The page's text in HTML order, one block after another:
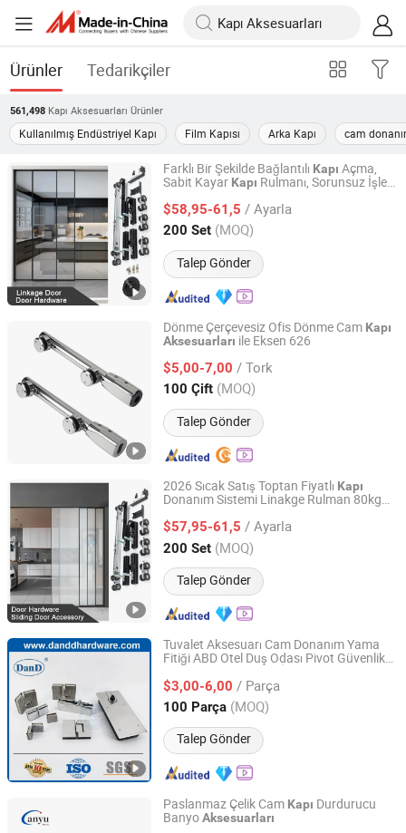
Ürünler Tedarikçiler
561,498 Kapı Aksesuarları Ürünler
Kullanılmış Endüstriyel Kapı Film Kapısı Arka Kapı cam
Farklı Bir Şekilde Bağlantılı Kapı Açma,
Sabit Kayar Kapı Rulmanı, Sorunsuz İşlem
Aksesuarları
$58,95-61,5 / Ayarla
200 Set (MOQ)
Talep Gönder
ZHONGSHAN CITY GUMEITE HARDWARE PRODUCTS
CO., LTD.
Guangdong, China Fiyat 2021
Dönme Çerçevesiz Ofis Dönme Cam Kapı
Aksesuarları ile Eksen 626
$5,00-7,00 / Tork
100 Çift (MOQ)
Talep Gönder
Gaoyao Henslon Hardware Factory
Guangdong, China Fiyat 2021
2026 Sıcak Satış Toptan Fiyatlı Kapı
Donanım Sistemi Linakge Rulman 80kg
Tekerlekleri KayarKapıAksesuarı
$57,95-61,5 / Ayarla
200 Set (MOQ)
Talep Gönder
ZHONGSHAN CITY GUMEITE HARDWARE PRODUCTS
CO., LTD.
Guangdong, China Fiyat 2021
Tuvalet Aksesuarı Cam Donanım Yama
Fitiği ABD Otel Duş Odası Pivot Güvenlik
Modern Yüksek Kalite Banyo
$3,00-6,00 / Parça
100 Parça (MOQ)
Talep Gönder
D&D HARDWARE INDUSTRIAL CO., LIMITED
Guangdong, China Fiyat 2020
Paslanmaz Çelik Cam Kapı Durdurucu
BanyoAksesuarları
Zhaoqing Anyu Technology Co., Ltd